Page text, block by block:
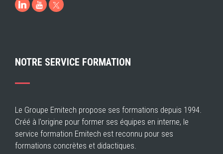
LinkedIn
Youtube
NOTRE SERVICE FORMATION
Le Groupe Emitech propose ses formations depuis 1994.
Créé à l'origine pour former ses équipes en interne, le
service formation Emitech est reconnu pour ses
formations concrètes et didactiques.